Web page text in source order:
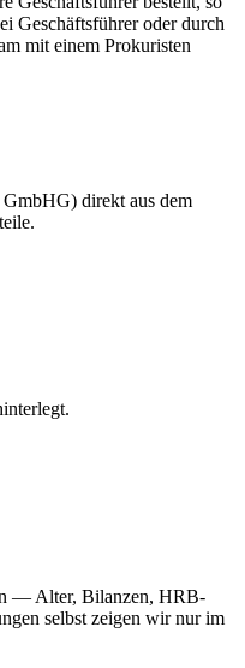
Geschäftsführer oder durch
mit einem Prokuristen
direkt aus dem
— Alter, Bilanzen, HRB-
selbst zeigen wir nur im